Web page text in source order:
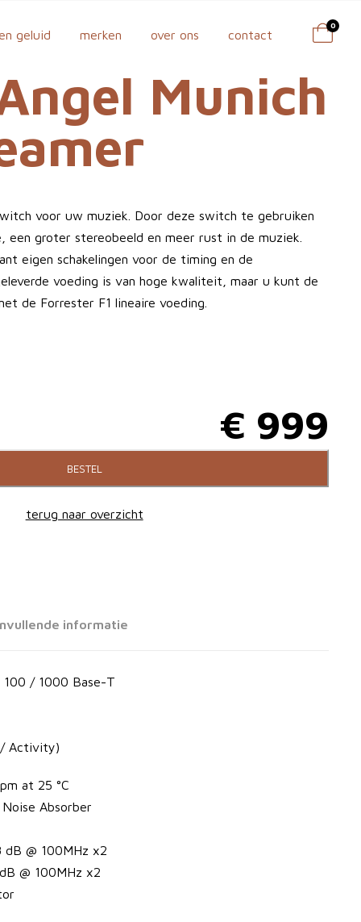
geluid merken over ons contact
0
Munich
voor uw muziek. Door deze switch te gebruiken
groter stereobeeld en meer rust in de muziek.
eigen schakelingen voor de timing en de
voeding is van hoge kwaliteit, maar u kunt de
de Forrester F1 lineaire voeding.
€ 999
BESTEL
terug naar overzicht
informatie
/ 1000 Base-T
/ Activity)
at 25 °C
Absorber
@ 100MHz x2
@ 100MHz x2